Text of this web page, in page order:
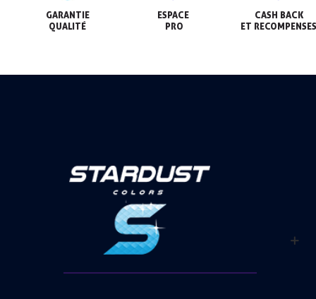
GARANTIE
QUALITÉ
ESPACE
PRO
CASH BACK
ET